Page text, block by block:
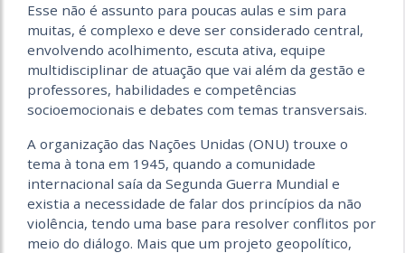
Esse não é assunto para poucas aulas e sim para
muitas, é complexo e deve ser considerado central,
envolvendo acolhimento, escuta ativa, equipe
multidisciplinar de atuação que vai além da gestão e
professores, habilidades e competências
socioemocionais e debates com temas transversais.
A organização das Nações Unidas (ONU) trouxe o
tema à tona em 1945, quando a comunidade
internacional saía da Segunda Guerra Mundial e
existia a necessidade de falar dos princípios da não
violência, tendo uma base para resolver conflitos por
meio do diálogo. Mais que um projeto geopolítico,